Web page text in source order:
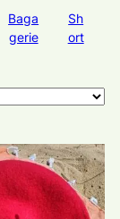
Baga
gerie
Sh
ort